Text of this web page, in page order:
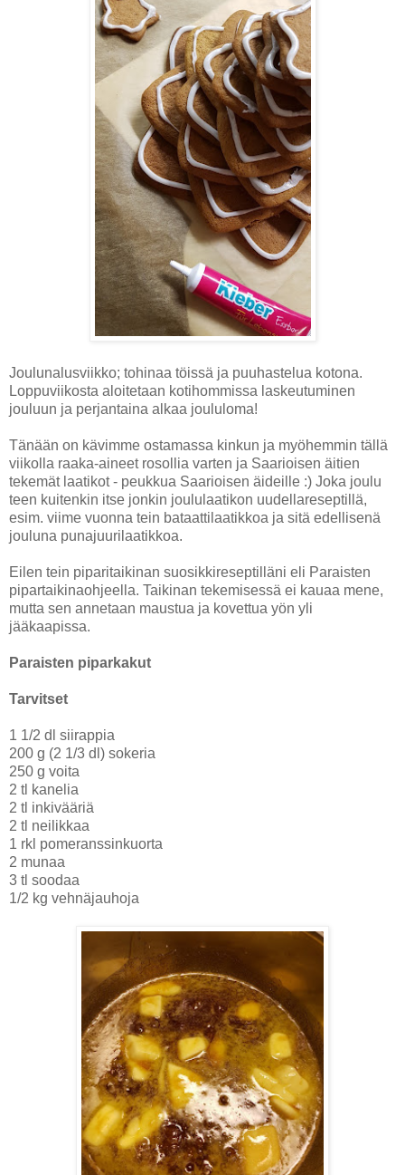
Joulunalusviikko; tohinaa töissä ja puuhastelua kotona.
Loppuviikosta aloitetaan kotihommissa laskeutuminen
jouluun ja perjantaina alkaa joululoma!
Tänään on kävimme ostamassa kinkun ja myöhemmin tällä
viikolla raaka-aineet rosollia varten ja Saarioisen äitien
tekemät laatikot - peukkua Saarioisen äideille :) Joka joulu
teen kuitenkin itse jonkin joululaatikon uudellareseptillä,
esim. viime vuonna tein bataattilaatikkoa ja sitä edellisenä
jouluna punajuurilaatikkoa.
Eilen tein piparitaikinan suosikkireseptilläni eli Paraisten
pipartaikinaohjeella. Taikinan tekemisessä ei kauaa mene,
mutta sen annetaan maustua ja kovettua yön yli
jääkaapissa.
Paraisten piparkakut
Tarvitset
1 1/2 dl siirappia
200 g (2 1/3 dl) sokeria
250 g voita
2 tl kanelia
2 tl inkivääriä
2 tl neilikkaa
1 rkl pomeranssinkuorta
2 munaa
3 tl soodaa
1/2 kg vehnäjauhoja